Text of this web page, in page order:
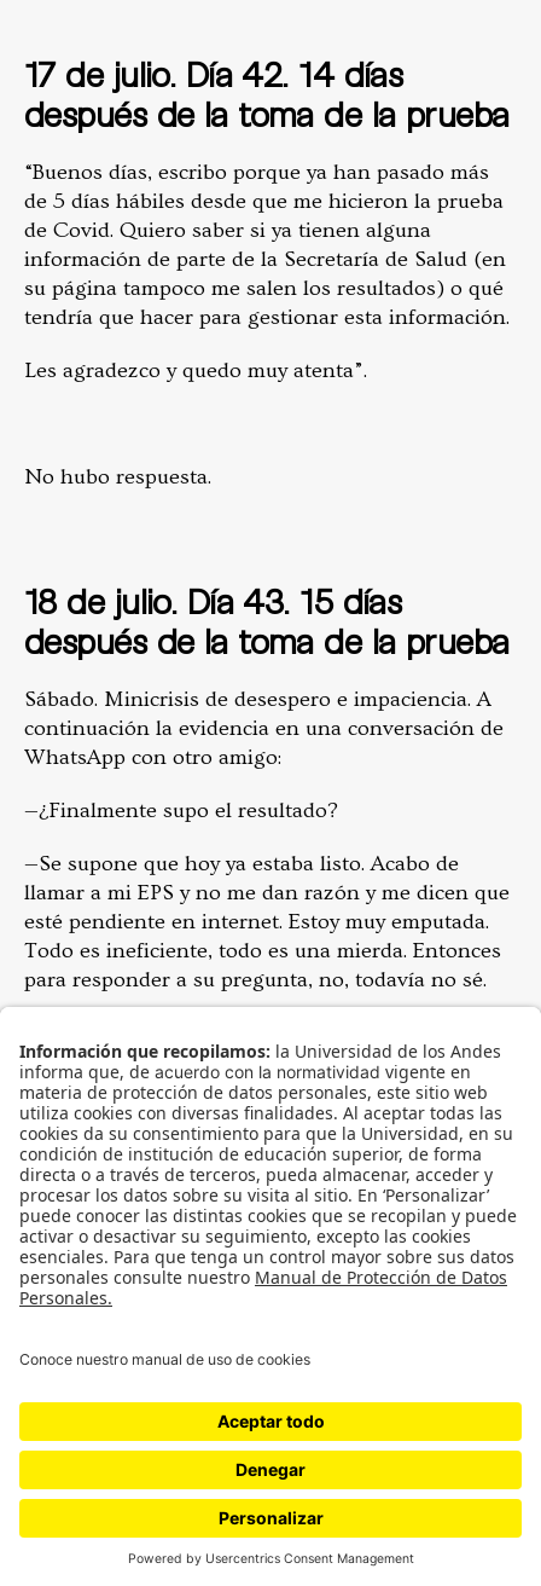
17 de julio. Día 42. 14 días
después de la toma de la prueba
“Buenos días, escribo porque ya han pasado más
de 5 días hábiles desde que me hicieron la prueba
de Covid. Quiero saber si ya tienen alguna
información de parte de la Secretaría de Salud (en
su página tampoco me salen los resultados) o qué
tendría que hacer para gestionar esta información.
Les agradezco y quedo muy atenta”.
No hubo respuesta.
18 de julio. Día 43. 15 días
después de la toma de la prueba
Sábado. Minicrisis de desespero e impaciencia. A
continuación la evidencia en una conversación de
WhatsApp con otro amigo:
—¿Finalmente supo el resultado?
—Se supone que hoy ya estaba listo. Acabo de
llamar a mi EPS y no me dan razón y me dicen que
esté pendiente en internet. Estoy muy emputada.
Todo es ineficiente, todo es una mierda. Entonces
para responder a su pregunta, no, todavía no sé.
para cumplir el requisito, que no son nada, no
sirven para ni mierda y solo obstaculizan más todo.
—Exacto. Todo es una mentira y una burocracia
insensible. Como si el problema fuera un ente
autónomo y no dependiera de ninguno de los
eslabones con los que uno habla. Entonces no hay
a quien pelearle porque es que nadie tiene la culpa,
solo es así.
***
Si el panorama es desesperante en las capitales, en
las regiones del país que históricamente han